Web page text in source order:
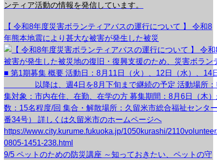
ンティア活動の情報を発信しています。
【 令和8年度災害ボランティアバスの運行について 】 令和8
年熊本地震により甚大な被害が発生した被災
9/5 ペットのための防災講座 ～知っておきたい、ペットの守